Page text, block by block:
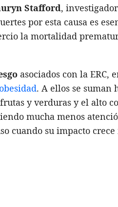
Stafford,
por esta causa es
la mortalidad
asociados con la ERC,
. A ellos se suman
y verduras y el alto
mucha menos
cuando su impacto